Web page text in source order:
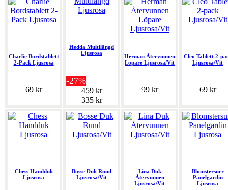
Charlie Bordstablett
2-Pack Ljusrosa
69 kr
Hedda Multilängd
Ljusrosa
-27%
459 kr
335 kr
Herman Återvunnen
Löpare Ljusrosa/Vit
99 kr
Cleo Tablett 2-
Ljusrosa/Vit
69 kr
Chess Handduk
Ljusrosa
Bosse Duk Rund
Ljusrosa/Vit
Lina Duk
Återvunnen
Ljusrosa/Vit
Blomstersurr
Panelgardin
Ljusrosa